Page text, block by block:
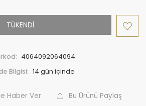
TÜKENDİ
4064092064094
Bilgisi:
Haber Ver Bu Ürünü Paylaş